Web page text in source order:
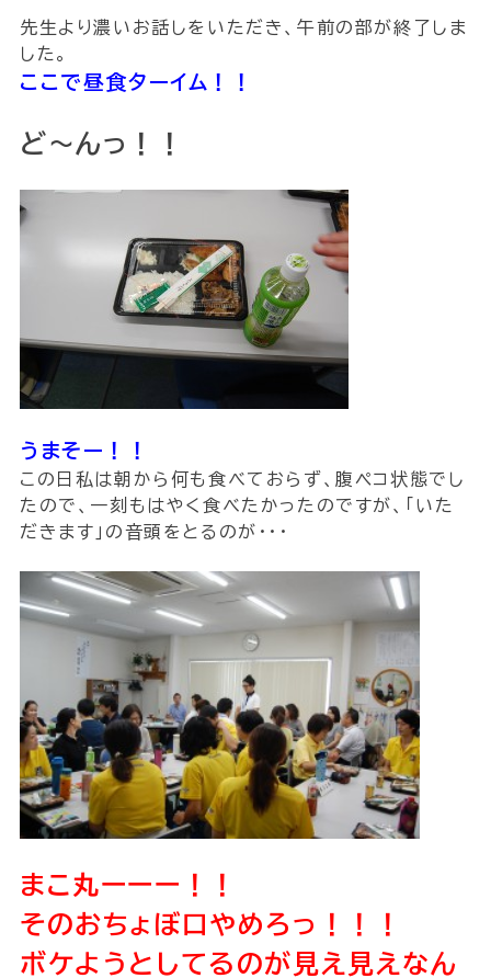
先生より濃いお話しをいただき、午前の部が終了しま
した。
ここで昼食ターイム！！
ど〜んっ！！
うまそー！！
この日私は朝から何も食べておらず、腹ペコ状態でし
たので、一刻もはやく食べたかったのですが、｢いた
だきます｣の音頭をとるのが・・・
まこ丸ーーー！！
そのおちょぼ口やめろっ！！！
ボケようとしてるのが見え見えなん